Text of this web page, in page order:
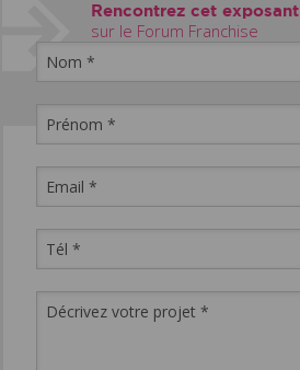
Rencontrez cet exposant
sur le Forum Franchise